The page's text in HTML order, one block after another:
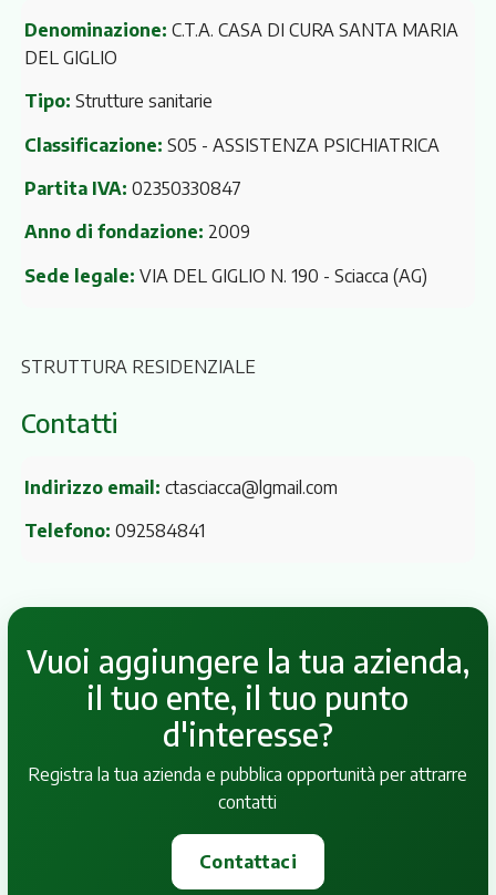
Denominazione: C.T.A. CASA DI CURA SANTA MARIA
DEL GIGLIO
Tipo: Strutture sanitarie
Classificazione: S05 - ASSISTENZA PSICHIATRICA
Partita IVA: 02350330847
Anno di fondazione: 2009
Sede legale: VIA DEL GIGLIO N. 190 - Sciacca (AG)
STRUTTURA RESIDENZIALE
Contatti
Indirizzo email: ctasciacca@lgmail.com
Telefono: 092584841
Vuoi aggiungere la tua azienda,
il tuo ente, il tuo punto
d'interesse?
Registra la tua azienda e pubblica opportunità per attrarre
contatti
Contattaci